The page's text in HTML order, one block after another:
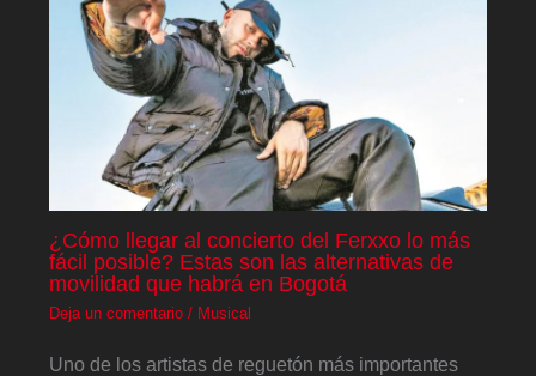
¿Cómo llegar al concierto del Ferxxo lo más
fácil posible? Estas son las alternativas de
movilidad que habrá en Bogotá
Deja un comentario / Musical
Uno de los artistas de reguetón más importantes